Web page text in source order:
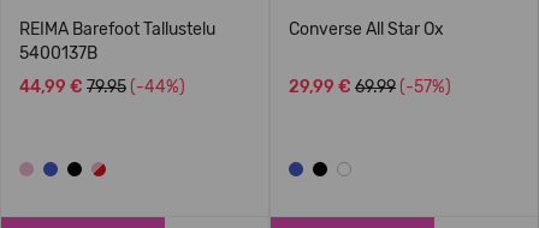
REIMA Barefoot Tallustelu
5400137B
44,99 € 79.95 (-44%)
Converse All Star Ox
29,99 € 69.99 (-57%)